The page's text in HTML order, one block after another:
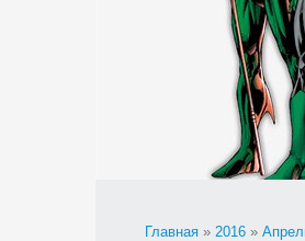
Главная » 2016 »